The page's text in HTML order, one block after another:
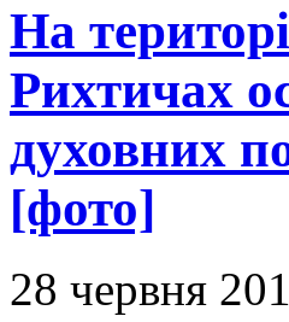
На
Рихтичах
духовних
[фото]
28 червня